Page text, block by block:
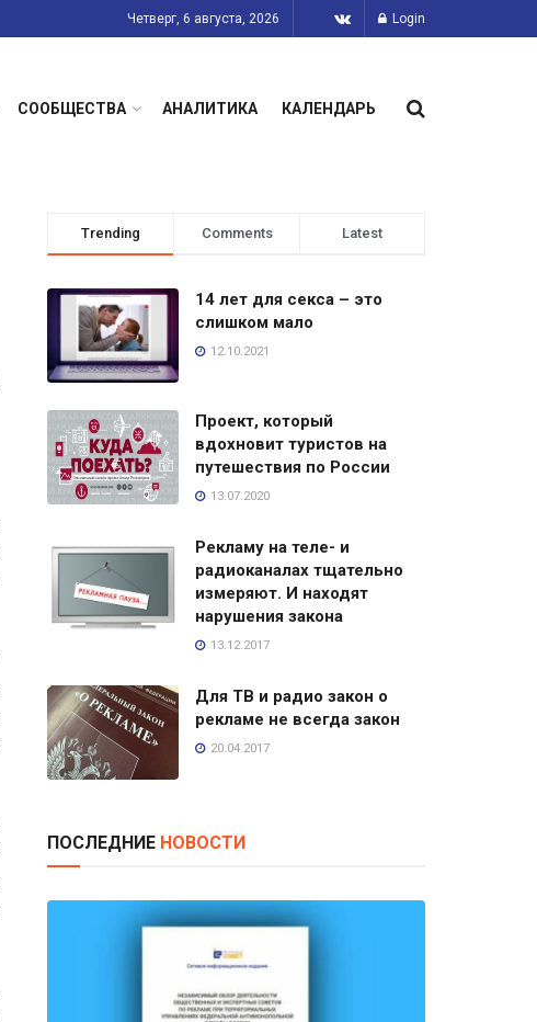
Четверг, 6 августа, 2026 Login
СООБЩЕСТВА АНАЛИТИКА КАЛЕНДАРЬ
Trending Comments Latest
14 лет для секса – это
слишком мало
12.10.2021
Проект, который
вдохновит туристов на
путешествия по России
13.07.2020
Рекламу на теле- и
радиоканалах тщательно
измеряют. И находят
нарушения закона
13.12.2017
Для ТВ и радио закон о
рекламе не всегда закон
20.04.2017
ПОСЛЕДНИЕ НОВОСТИ